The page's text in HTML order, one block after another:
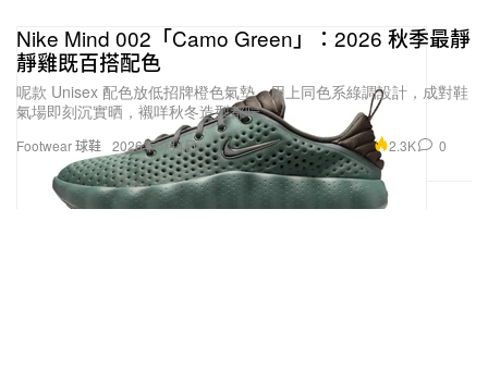
Footwear 球鞋
Nike Mind 002「Camo Green」：2026 秋季最靜
靜雞既百搭配色
呢款 Unisex 配色放低招牌橙色氣墊，用上同色系綠調設計，成對鞋
氣場即刻沉實晒，襯咩秋冬造型都啱。
2026年6月4日 2.3K 0